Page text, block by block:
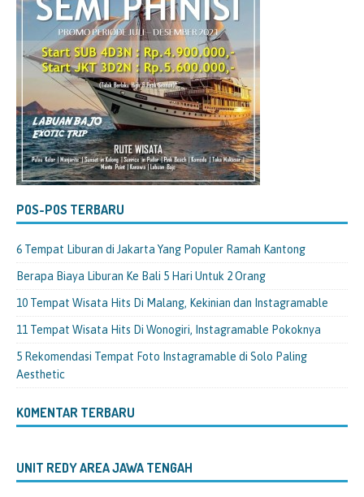
POS-POS TERBARU
6 Tempat Liburan di Jakarta Yang Populer Ramah Kantong
Berapa Biaya Liburan Ke Bali 5 Hari Untuk 2 Orang
10 Tempat Wisata Hits Di Malang, Kekinian dan Instagramable
11 Tempat Wisata Hits Di Wonogiri, Instagramable Pokoknya
5 Rekomendasi Tempat Foto Instagramable di Solo Paling
Aesthetic
KOMENTAR TERBARU
UNIT REDY AREA JAWA TENGAH